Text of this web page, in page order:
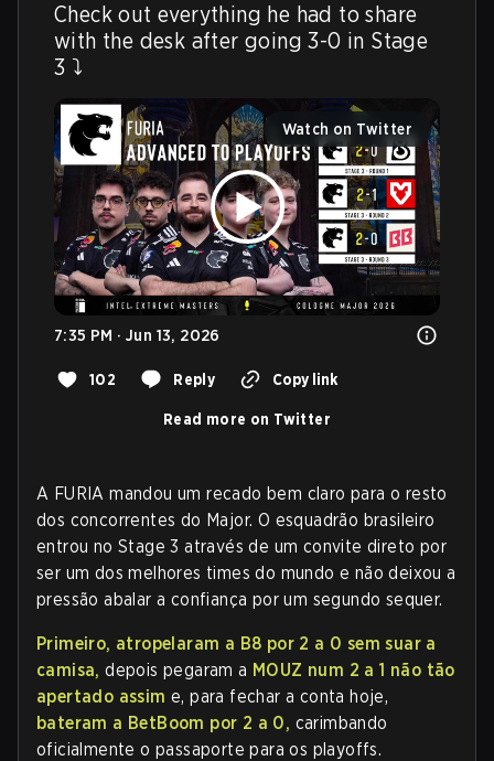
Check out everything he had to share
with the desk after going 3-0 in Stage
3 ⤵️
Watch on Twitter
7:35 PM · Jun 13, 2026
102 Reply Copy link
Read more on Twitter
A FURIA mandou um recado bem claro para o resto
dos concorrentes do Major. O esquadrão brasileiro
entrou no Stage 3 através de um convite direto por
ser um dos melhores times do mundo e não deixou a
pressão abalar a confiança por um segundo sequer.
Primeiro, atropelaram a B8 por 2 a 0 sem suar a
camisa, depois pegaram a MOUZ num 2 a 1 não tão
apertado assim e, para fechar a conta hoje,
bateram a BetBoom por 2 a 0, carimbando
oficialmente o passaporte para os playoffs.